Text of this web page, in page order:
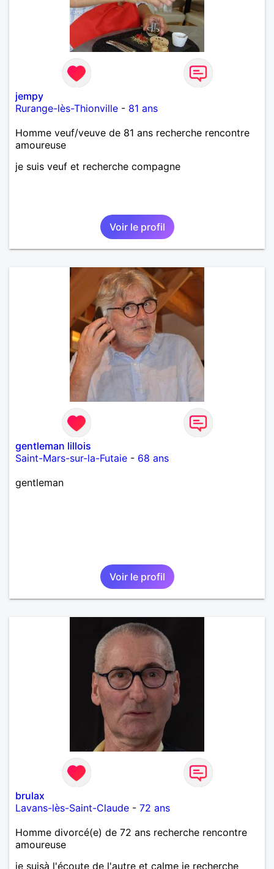
jempy
Rurange-lès-Thionville - 81 ans
Homme veuf/veuve de 81 ans recherche rencontre
amoureuse
je suis veuf et recherche compagne
Voir le profil
gentleman lillois
Saint-Mars-sur-la-Futaie - 68 ans
gentleman
Voir le profil
brulax
Lavans-lès-Saint-Claude - 72 ans
Homme divorcé(e) de 72 ans recherche rencontre
amoureuse
je suisà l'écoute de l'autre et calme je recherche